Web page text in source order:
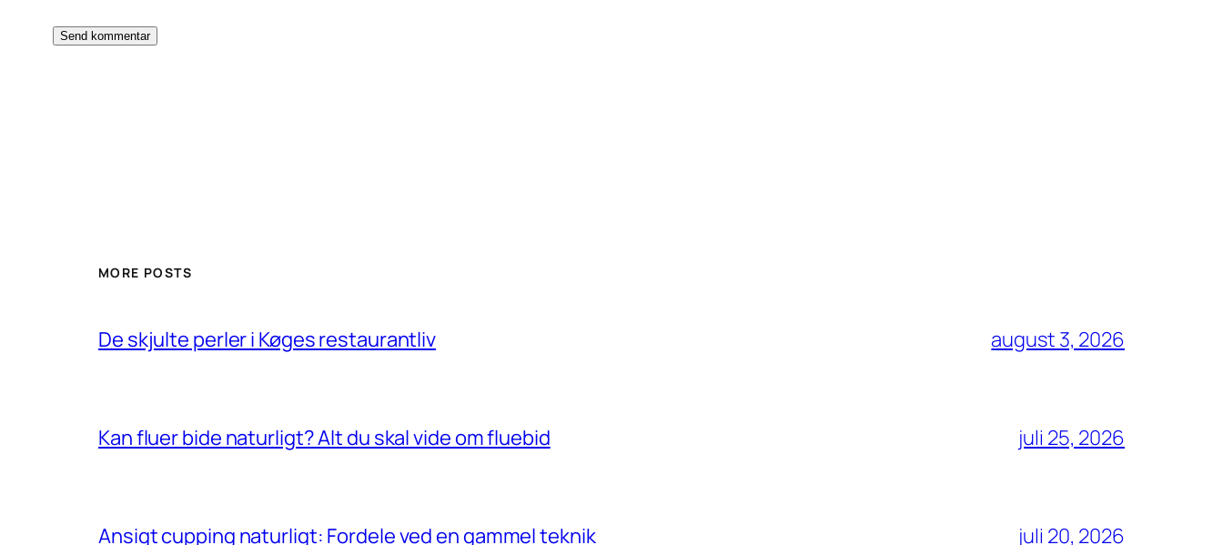
MORE POSTS
De skjulte perler i Køges restaurantliv august 3, 2026
Kan fluer bide naturligt? Alt du skal vide om fluebid juli 25, 2026
Ansigt cupping naturligt: Fordele ved en gammel teknik juli 20, 2026